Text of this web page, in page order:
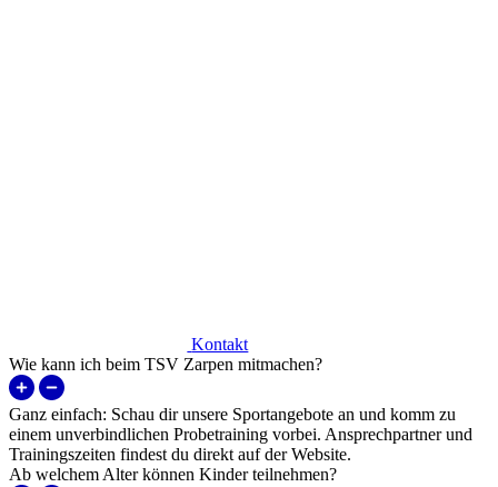
Kontakt
Wie kann ich beim TSV Zarpen mitmachen?
Ganz einfach: Schau dir unsere Sportangebote an und komm zu
einem unverbindlichen Probetraining vorbei. Ansprechpartner und
Trainingszeiten findest du direkt auf der Website.
Ab welchem Alter können Kinder teilnehmen?